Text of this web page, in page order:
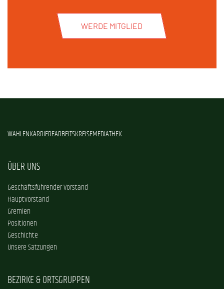
WERDE MITGLIED
WAHLENKARRIEREARBEITSKREISEMEDIATHEK
ÜBER UNS
Geschäftsführender Vorstand
Hauptvorstand
Gremien
Positionen
Geschichte
Unsere Satzungen
BEZIRKE & ORTSGRUPPEN